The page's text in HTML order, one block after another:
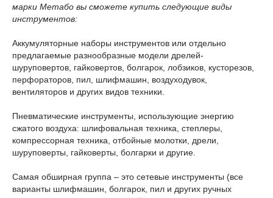
марки Метабо вы сможете купить следующие виды
инструментов:
Аккумуляторные наборы инструментов или отдельно
предлагаемые разнообразные модели дрелей-
шуруповертов, гайковертов, болгарок, лобзиков, кусторезов,
перфораторов, пил, шлифмашин, воздуходувок,
вентиляторов и других видов техники.
Пневматические инструменты, использующие энергию
сжатого воздуха: шлифовальная техника, степлеры,
компрессорная техника, отбойные молотки, дрели,
шуруповерты, гайковерты, болгарки и другие.
Самая обширная группа – это сетевые инструменты (все
варианты шлифмашин, болгарок, пил и других ручных